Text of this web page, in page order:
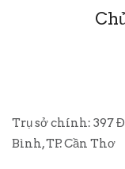
Trụ sở chính: 397
Bình, TP. Cần Thơ